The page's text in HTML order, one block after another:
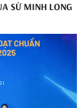
SỨ MINH LONG